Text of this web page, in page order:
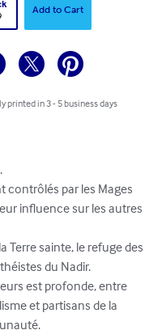
Add to Cart
printed in 3 - 5 business days
contrôlés par les Mages
influence sur les autres
Terre sainte, le refuge des
du Nadir.
est profonde, entre
et partisans de la